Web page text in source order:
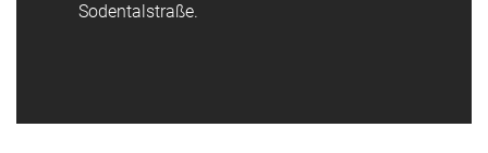
Sodentalstraße.